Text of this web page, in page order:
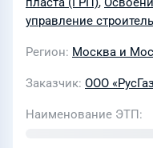
управление
Регион Москва и
Заказчик ООО
Наименование ЭТП